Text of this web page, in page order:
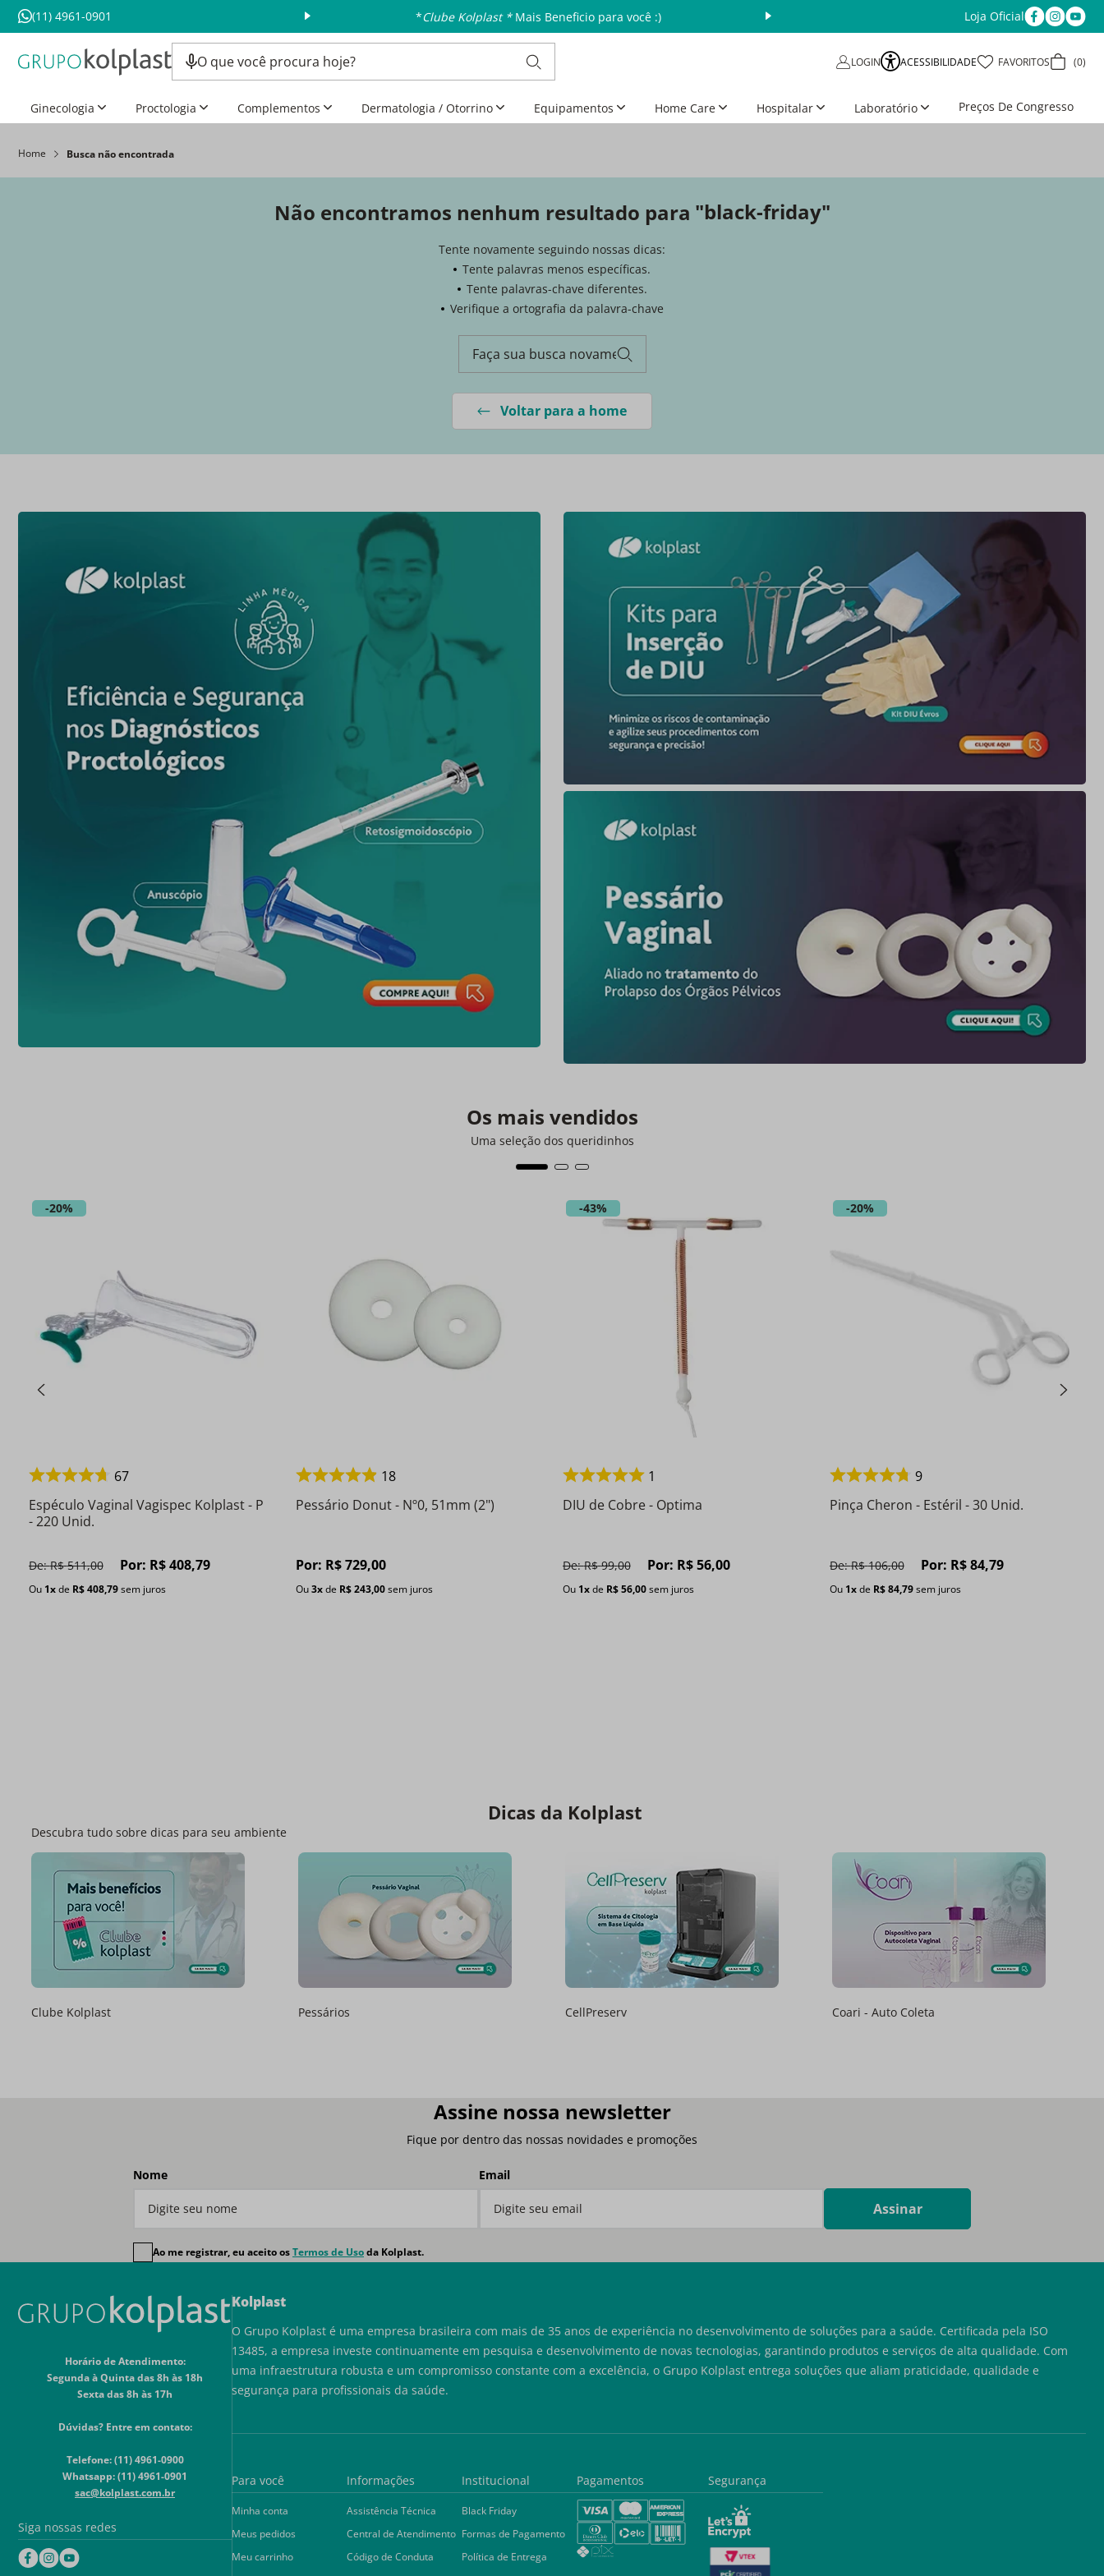
(11) 4961-0901 *Clube Kolplast *Mais Beneficio para você :) Aproveite as Ofertas da Semana Últimos dias
Loja Oficial
LOGIN ACESSIBILIDADE FAVORITOS 0
Ginecologia Proctologia Complementos Dermatologia / Otorrino Equipamentos Home Care Hospitalar Laboratório Preços De Congresso
Home
Não encontramos nenhum resultado para black-friday
Tente novamente seguindo nossas dicas:
Tente palavras menos específicas.
Tente palavras-chave diferentes.
Verifique a ortografia da palavra-chave
Voltar para a home
Os mais vendidos
Uma seleção dos queridinhos
-20%
67
Espéculo Vaginal Vagispec Kolplast - P
- 220 Unid.
De:R$ 511,00 Por: R$ 408,79
Ou 1xde R$ 408,79sem juros
18
Pessário Donut - Nº0, 51mm (2")
Por: R$ 729,00
Ou3xde R$ 243,00sem juros
-43%
1
DIU de Cobre - Optima
De:R$ 99,00 Por: R$ 56,00
Ou 1xde R$ 56,00sem juros
-20%
9
Pinça Cheron - Estéril - 30 Unid.
De:R$ 106,00 Por: R$ 84,79
Ou 1xde R$ 84,79sem juros
Dicas da Kolplast
Descubra tudo sobre dicas para seu ambiente
Clube Kolplast Pessários CellPreserv Coari - Auto Coleta
Assine nossa newsletter
Fique por dentro das nossas novidades e promoções
Nome Email
Assinar
Ao me registrar, eu aceito osTermos de Usoda Kolplast.
Horário de Atendimento:
Segunda à Quinta das 8h às 18h
Sexta das 8h às 17h
Dúvidas? Entre em contato:
Telefone: (11) 4961-0900
Whatsapp: (11) 4961-0901
sac@kolplast.com.br
Siga nossas redes
Kolplast
O Grupo Kolplast é uma empresa brasileira com mais de 35 anos de experiência no desenvolvimento de soluções para a saúde. Certificada pela ISO
13485, a empresa investe continuamente em pesquisa e desenvolvimento de novas tecnologias, garantindo produtos e serviços de alta qualidade. Com
uma infraestrutura robusta e um compromisso constante com a excelência, o Grupo Kolplast entrega soluções que aliam praticidade, qualidade e
segurança para profissionais da saúde.
Para você
Minha conta
Meus pedidos
Meu carrinho
Informações
Assistência Técnica
Central de Atendimento
Código de Conduta
Institucional
Black Friday
Formas de Pagamento
Política de Entrega
Pagamentos Segurança